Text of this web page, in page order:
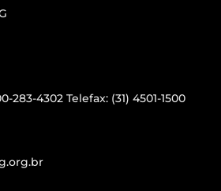
283-4302 Telefax: (31) 4501-1500